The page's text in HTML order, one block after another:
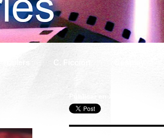
C. Ficción